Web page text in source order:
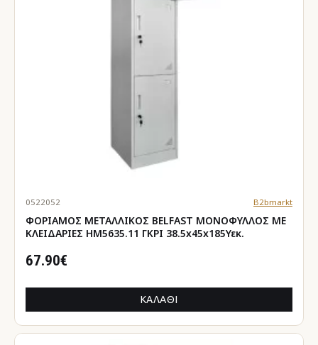
0522052 B2bmarkt
ΦΟΡΙΑΜΟΣ ΜΕΤΑΛΛΙΚΟΣ BELFAST ΜΟΝΟΦΥΛΛΟΣ ΜΕ
ΚΛΕΙΔΑΡΙΕΣ HM5635.11 ΓΚΡΙ 38.5x45x185Υεκ.
67.90€
ΚΑΛΆΘΙ